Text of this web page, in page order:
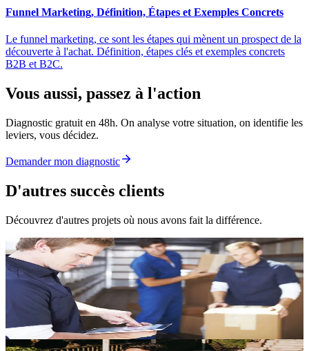
Funnel Marketing, Définition, Étapes et Exemples Concrets
Le funnel marketing, ce sont les étapes qui mènent un prospect de la
découverte à l'achat. Définition, étapes clés et exemples concrets
B2B et B2C.
Vous aussi, passez à l'action
Diagnostic gratuit en 48h. On analyse votre situation, on identifie les
leviers, vous décidez.
Demander mon diagnostic
D'autres succès clients
Découvrez d'autres projets où nous avons fait la différence.
Déménagement
Grokosto
Lancer un déménageur parisien face aux géants du secteur
Clics SEO cumulés107 Mots-clés en Top 10
Lire l'étude
Mode & chaussures premium